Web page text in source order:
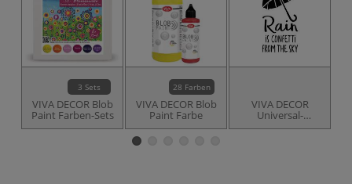
3 Sets
VIVA DECOR Blob
Paint Farben-Sets
28 Farben
VIVA DECOR Blob
Paint Farbe
VIVA DECOR
Universal-
Schablone BLOB